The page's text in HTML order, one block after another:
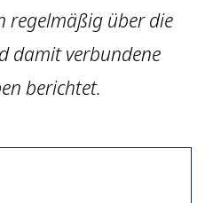
regelmäßig über die
damit verbundene
berichtet.